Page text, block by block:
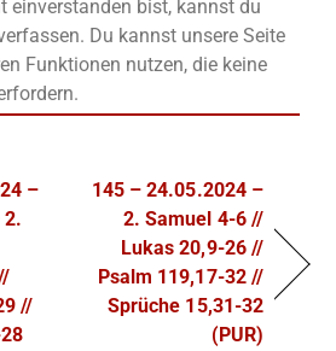
einverstanden bist, kannst du
Du kannst unsere Seite
Funktionen nutzen, die keine
–
2.
//
145 – 24.05.2024 –
2. Samuel 4-6 //
Lukas 20,9-26 //
Psalm 119,17-32 //
Sprüche 15,31-32
(PUR)